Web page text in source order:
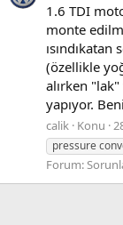
1.6 TDI
monte
(özellikle
alırken
yapıyor.
calik Konu
pressure
Forum: